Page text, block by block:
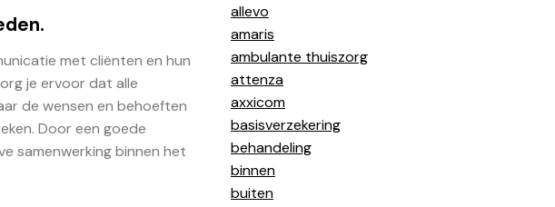
met cliënten en hun
je ervoor dat alle
de wensen en behoeften
Door een goede
samenwerking binnen het
allevo
amaris
ambulante thuiszorg
attenza
axxicom
basisverzekering
behandeling
binnen
buiten